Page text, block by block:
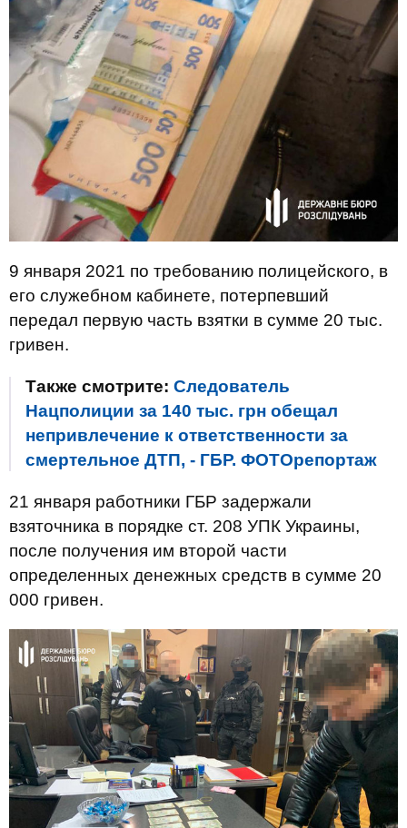
9 января 2021 по требованию полицейского, в
его служебном кабинете, потерпевший
передал первую часть взятки в сумме 20 тыс.
гривен.
Также смотрите: Следователь
Нацполиции за 140 тыс. грн обещал
непривлечение к ответственности за
смертельное ДТП, - ГБР. ФОТОрепортаж
21 января работники ГБР задержали
взяточника в порядке ст. 208 УПК Украины,
после получения им второй части
определенных денежных средств в сумме 20
000 гривен.